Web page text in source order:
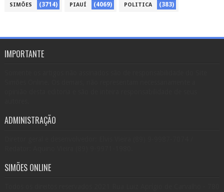
SIMÕES (3714) PIAUÍ (4069) POLITICA (383)
IMPORTANTE
ADMINISTRAÇÃO
SIMÕES ONLINE